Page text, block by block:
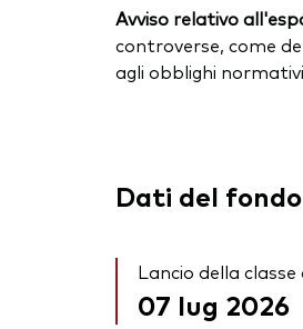
Avviso relativo
controverse, come
agli obblighi
Dati del fondo
Lancio della classe
07 lug 2026